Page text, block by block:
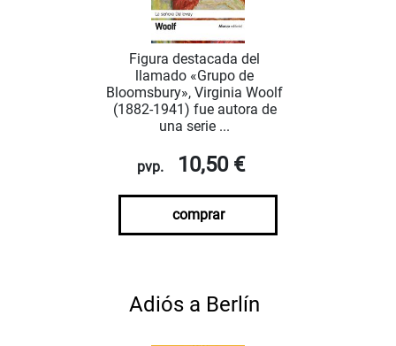
Figura destacada del
llamado «Grupo de
Bloomsbury», Virginia Woolf
(1882-1941) fue autora de
una serie ...
pvp. 10,50 €
comprar
Adiós a Berlín